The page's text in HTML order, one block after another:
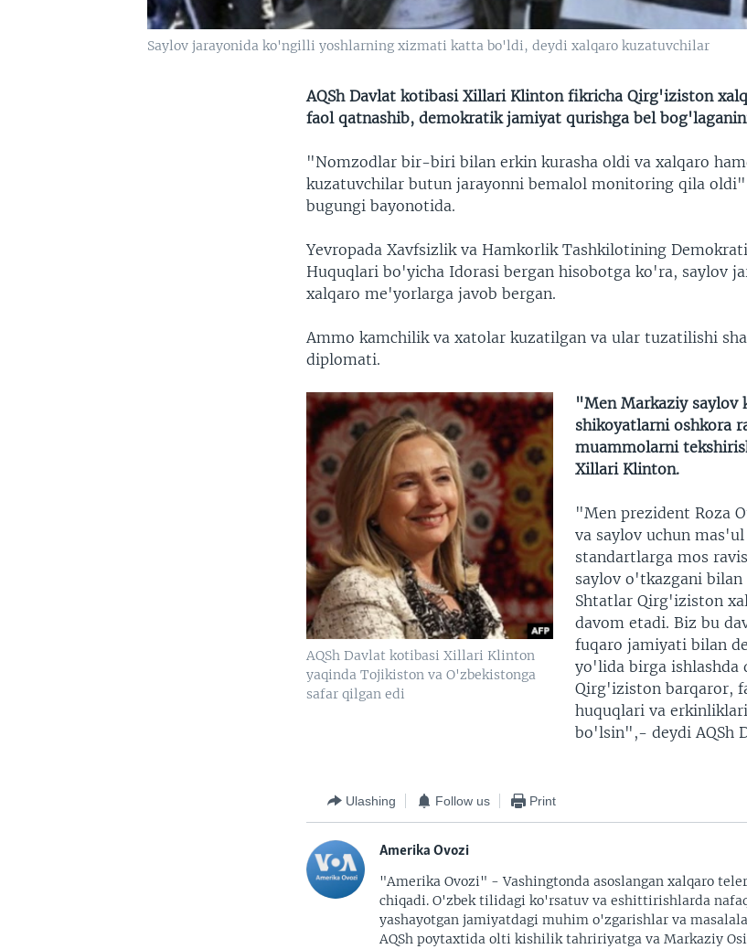
Saylov jarayonida ko'ngilli yoshlarning xizmati katta bo'ldi, deydi xalqaro kuzatuvchilar
AQSh Davlat kotibasi Xillari Klinton fikricha Qirg'iziston
faol qatnashib, demokratik jamiyat qurishga bel
"Nomzodlar bir-biri bilan erkin kurasha oldi va xalqaro
kuzatuvchilar butun jarayonni bemalol monitoring qila
bugungi bayonotida.
Yevropada Xavfsizlik va Hamkorlik Tashkilotining
Huquqlari bo'yicha Idorasi bergan hisobotga ko'ra, saylov
xalqaro me'yorlarga javob bergan.
Ammo kamchilik va xatolar kuzatilgan va ular tuzatilishi
diplomati.
AQSh Davlat kotibasi Xillari Klinton
yaqinda Tojikiston va O'zbekistonga
safar qilgan edi
"Men Markaziy saylov
shikoyatlarni oshkora
muammolarni
Xillari Klinton.
"Men prezident Roza
va saylov uchun
standartlarga mos
saylov o'tkazgani
Shtatlar Qirg'iziston
davom etadi. Biz bu
fuqaro jamiyati bilan
yo'lida birga ishlashda
Qirg'iziston barqaror,
huquqlari va
bo'lsin",- deydi AQSh
Ulashing Follow us Print
Amerika Ovozi
"Amerika Ovozi" - Vashingtonda asoslangan xalqaro
chiqadi. O'zbek tilidagi ko'rsatuv va eshittirishlarda
yashayotgan jamiyatdagi muhim o'zgarishlar va
AQSh poytaxtida olti kishilik tahririyatga va Markaziy